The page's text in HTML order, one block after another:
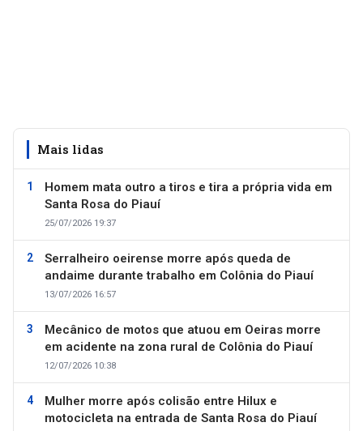
Mais lidas
Homem mata outro a tiros e tira a própria vida em
Santa Rosa do Piauí
25/07/2026 19:37
Serralheiro oeirense morre após queda de
andaime durante trabalho em Colônia do Piauí
13/07/2026 16:57
Mecânico de motos que atuou em Oeiras morre
em acidente na zona rural de Colônia do Piauí
12/07/2026 10:38
Mulher morre após colisão entre Hilux e
motocicleta na entrada de Santa Rosa do Piauí